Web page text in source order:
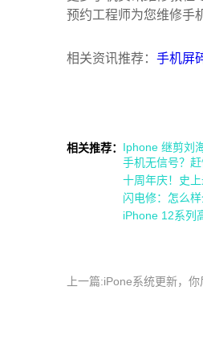
预约工程师为您维修手
相关资讯推荐： 手机屏
相关推荐： Iphone 继剪刘
手机无信号？
十周年庆！史
闪电修：怎么
iPhone 12系列
上一篇:iPone系统更新，你